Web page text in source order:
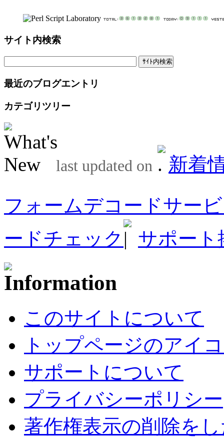
サイト内検索
最近のブログエントリ
カテゴリツリー
last updated on
新着
フォームデコードサー
ードチェック
サポート
このサイトについて
トップページのアイ
サポートについて
プライバシーポリシー
著作権表示の削除を